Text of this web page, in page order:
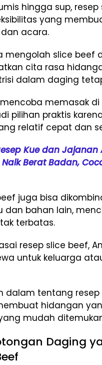
hingga sup, resep
yang
acara.
mengolah slice beef
cita rasa
dalam daging
memasak di
pilihan praktis
relatif cepat dan
Kue dan Jajanan
Berat Badan,
juga bisa
dan bahan lain,
terbatas.
resep slice beef,
untuk keluarga
dalam tentang
hidangan
mudah
Daging